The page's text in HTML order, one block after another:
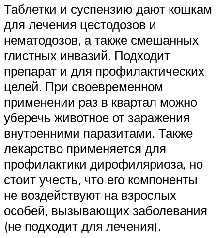
Таблетки и суспензию дают кошкам
для лечения цестодозов и
нематодозов, а также смешанных
глистных инвазий. Подходит
препарат и для профилактических
целей. При своевременном
применении раз в квартал можно
уберечь животное от заражения
внутренними паразитами. Также
лекарство применяется для
профилактики дирофиляриоза, но
стоит учесть, что его компоненты
не воздействуют на взрослых
особей, вызывающих заболевания
(не подходит для лечения).